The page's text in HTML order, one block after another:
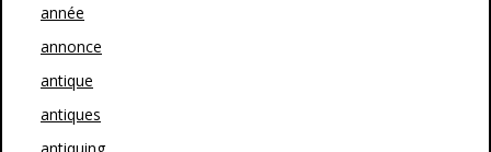
année
annonce
antique
antiques
antiquing